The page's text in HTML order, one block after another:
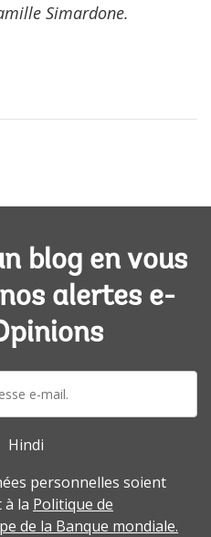
Simardone.
blog en vous
alertes e-
Hindi
personnelles soient
la Politique de
de la Banque mondiale.